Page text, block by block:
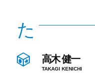
た
高木 健一
TAKAGI KENICHI